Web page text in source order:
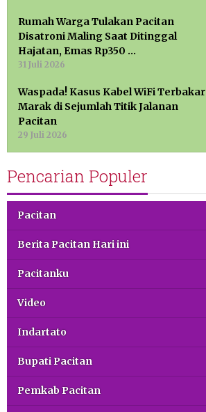
Rumah Warga Tulakan Pacitan
Disatroni Maling Saat Ditinggal
Hajatan, Emas Rp350 …
31 Juli 2026
Waspada! Kasus Kabel WiFi Terbakar
Marak di Sejumlah Titik Jalanan
Pacitan
29 Juli 2026
Pencarian Populer
Pacitan
Berita Pacitan Hari ini
Pacitanku
Video
Indartato
Bupati Pacitan
Pemkab Pacitan